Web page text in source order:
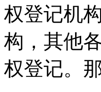
权登记机
构，其他
权登记。